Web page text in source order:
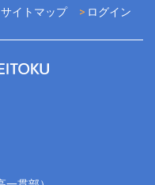
ログイン
サイトマップ